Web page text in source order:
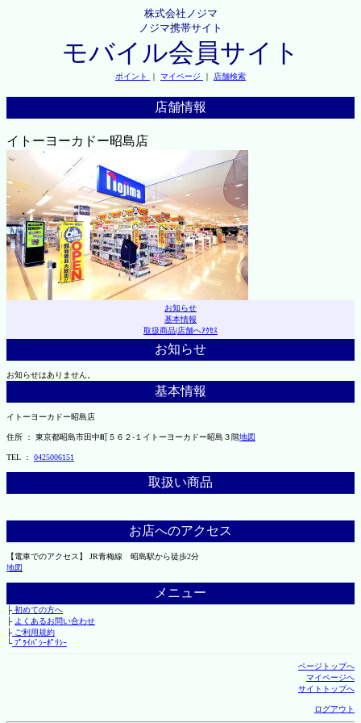
株式会社ノジマ
ノジマ携帯サイト
モバイル会員サイト
ポイント ｜ マイページ ｜ 店舗検索
店舗情報
イトーヨーカドー昭島店
お知らせ
基本情報
取扱商品|店舗へｱｸｾｽ
お知らせ
お知らせはありません。
基本情報
イトーヨーカドー昭島店
住所 ： 東京都昭島市田中町５６２-１イトーヨーカドー昭島３階地図
TEL ： 0425006151
取扱い商品
お店へのアクセス
【電車でのアクセス】 JR青梅線 昭島駅から徒歩2分
地図
メニュー
├初めての方へ
├ よくあるお問い合わせ
├ご利用規約
└ﾌﾟﾗｲﾊﾞｼｰﾎﾟﾘｼｰ
ページトップへ
マイページへ
サイトトップへ
ログアウト